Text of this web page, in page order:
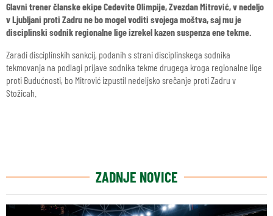
Glavni trener članske ekipe Cedevite Olimpije, Zvezdan Mitrović, v nedeljo
v Ljubljani proti Zadru ne bo mogel voditi svojega moštva, saj mu je
disciplinski sodnik regionalne lige izrekel kazen suspenza ene tekme.
Zaradi disciplinskih sankcij, podanih s strani disciplinskega sodnika
tekmovanja na podlagi prijave sodnika tekme drugega kroga regionalne lige
proti Budućnosti, bo Mitrović izpustil nedeljsko srečanje proti Zadru v
Stožicah.
ZADNJE NOVICE